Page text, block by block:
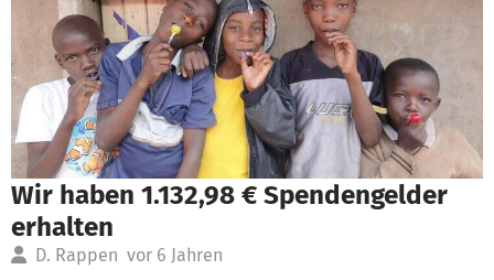
Wir haben 1.132,98 € Spendengelder
erhalten
D. Rappen vor 6 Jahren